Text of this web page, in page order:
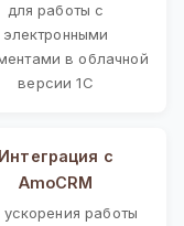
для работы с
электронными
в облачной
версии 1С
Интеграция с
AmoCRM
ускорения работы